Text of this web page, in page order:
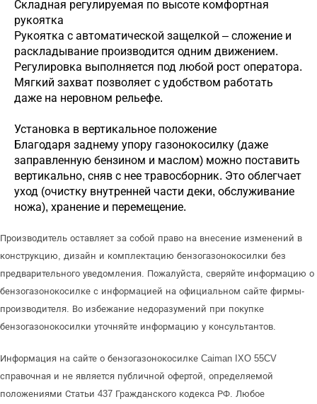
Складная регулируемая по высоте комфортная
рукоятка
Рукоятка с автоматической защелкой – сложение и
раскладывание производится одним движением.
Регулировка выполняется под любой рост оператора.
Мягкий захват позволяет с удобством работать
даже на неровном рельефе.
Установка в вертикальное положение
Благодаря заднему упору газонокосилку (даже
заправленную бензином и маслом) можно поставить
вертикально, сняв с нее травосборник. Это облегчает
уход (очистку внутренней части деки, обслуживание
ножа), хранение и перемещение.
Производитель оставляет за собой право на внесение изменений в
конструкцию, дизайн и комплектацию бензогазонокосилки без
предварительного уведомления. Пожалуйста, сверяйте информацию о
бензогазонокосилке с информацией на официальном сайте фирмы-
производителя. Во избежание недоразумений при покупке
бензогазонокосилки уточняйте информацию у консультантов.
Информация на сайте о бензогазонокосилке Caiman IXO 55CV
справочная и не является публичной офертой, определяемой
положениями Статьи 437 Гражданского кодекса РФ. Любое